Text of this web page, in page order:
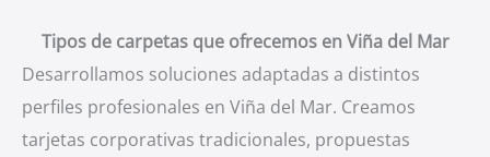
Tipos de carpetas que ofrecemos en Viña del Mar
Desarrollamos soluciones adaptadas a distintos
perfiles profesionales en Viña del Mar. Creamos
tarjetas corporativas tradicionales, propuestas